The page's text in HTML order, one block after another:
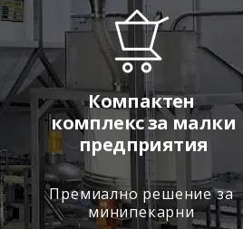
Компактен
комплекс за малки
предприятия
Премиално решение за
минипекарни